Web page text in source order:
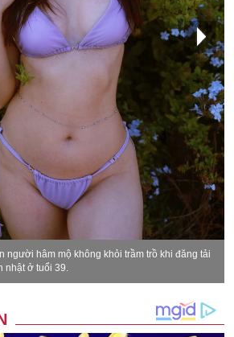
người hâm mộ không khỏi trầm trồ khi đăng tải
nhật ở tuổi 39.